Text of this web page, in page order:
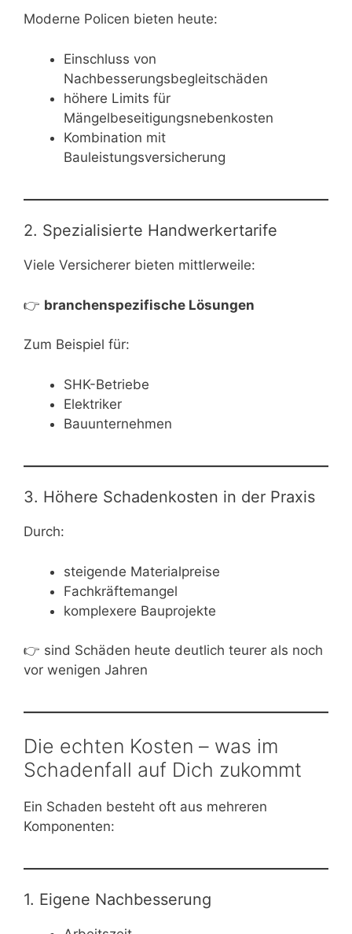
Moderne Policen bieten heute:
Einschluss von
Nachbesserungsbegleitschäden
höhere Limits für
Mängelbeseitigungsnebenkosten
Kombination mit
Bauleistungsversicherung
2. Spezialisierte Handwerkertarife
Viele Versicherer bieten mittlerweile:
👉 branchenspezifische Lösungen
Zum Beispiel für:
SHK-Betriebe
Elektriker
Bauunternehmen
3. Höhere Schadenkosten in der Praxis
Durch:
steigende Materialpreise
Fachkräftemangel
komplexere Bauprojekte
👉 sind Schäden heute deutlich teurer als noch
vor wenigen Jahren
Die echten Kosten – was im
Schadenfall auf Dich zukommt
Ein Schaden besteht oft aus mehreren
Komponenten:
1. Eigene Nachbesserung